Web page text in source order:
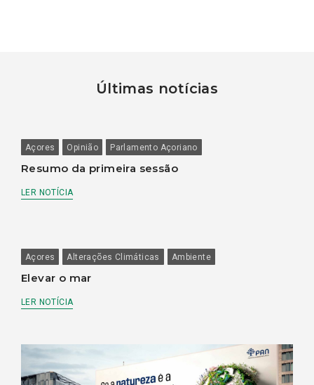
Últimas notícias
Açores Opinião Parlamento Açoriano
Resumo da primeira sessão
LER NOTÍCIA
Açores Alterações Climáticas Ambiente
Elevar o mar
LER NOTÍCIA